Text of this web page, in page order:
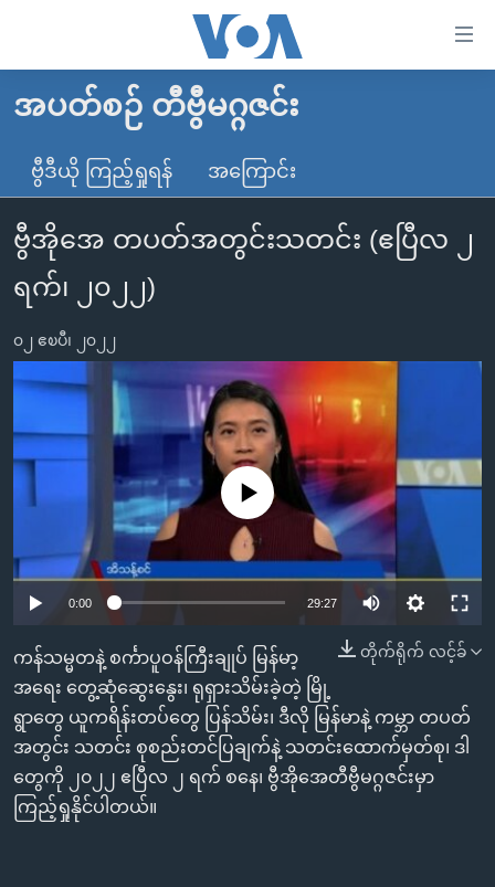
လွယ်ကူ
သည့်
Link
များ
ပင်မ
သို့
ကျော်
ရန်
ပင်မ
စာမျက်နှာ
ကြည့်
ရန်
ရှာဖွေ
ရန်
နေရာ
သို့
မူလစာမျက်နှာ
မြန်မာ
ကမ္ဘာ့သတင်းများ
နိုင်ငံတကာ
အမေရိကန်
အစ္စရေး-ပါလက်စတိုင်း
ဗွီဒီယို
သတင်းလွတ်လပ်ခွင့်
ရပ်ဝန်းတခု လမ်းတခု အလွန်
အင်္ဂလိပ်စာလေ့လာမယ်
အမေရိကန်သုံးအီဒီယံ
မကြေးမုံရဲ့ အင်္ဂလိပ်စာ
ရုပ်ရှင်ထဲက အင်္ဂလိပ်စာ
သုတပဒေသာ အင်္ဂလိပ်စာ
အပတ်စဉ်ကဏ္ဍများ
ရေဒီယို
ရေဒီယိုနှင့်ရုပ်သံ အချက်အလက်များ
ရေဒီယို/တီဗွီအစီအစဉ်
Learning English
ဗွီအိုအေ လူမှုကွန်ယက်များ
ဘာသာစကားများ
အပတ်စဉ် တီဗွီမဂ္ဂဇင်း
ဗွီဒီယို ကြည့်ရှုရန် အကြောင်း
ဗွီအိုအေ တပတ်အတွင်းသတင်း (ဧပြီလ ၂
ရက်၊ ၂၀၂၂)
၀၂ ဧၿပီ၊ ၂၀၂၂
No media source currently available
0:00 29:27
တိုက်ရိုက် လင့်ခ်
ကန်သမ္မတနဲ့ စင်္ကာပူဝန်ကြီးချုပ် မြန်မာ့
အရေး တွေ့ဆုံဆွေးနွေး၊ ရုရှားသိမ်းခဲ့တဲ့ မြို့
ရွာတွေ ယူကရိန်းတပ်တွေ ပြန်သိမ်း၊ ဒီလို မြန်မာနဲ့ ကမ္ဘာ တပတ်
အတွင်း သတင်း စုစည်းတင်ပြချက်နဲ့ သတင်းထောက်မှတ်စု၊ ဒါ
တွေကို ၂၀၂၂ ဧပြီလ ၂ ရက် စနေ၊ ဗွီအိုအေတီဗွီမဂ္ဂဇင်းမှာ
ကြည့်ရှုနိုင်ပါတယ်။